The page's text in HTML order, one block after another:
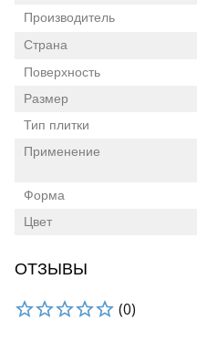
Производитель
Страна
Поверхность
Размер
Тип плитки
Применение
Форма
Цвет
ОТЗЫВЫ
(0)